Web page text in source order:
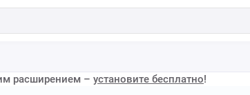
расширением – установите бесплатно!